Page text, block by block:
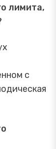
лимита,
с